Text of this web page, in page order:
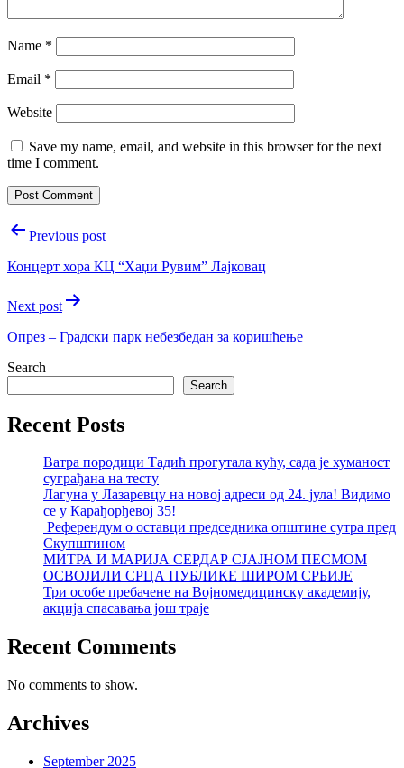
Name *
Email *
Website
Save my name, email, and website in this browser for the next
time I comment.
PostPrevious post
Концерт хора КЦ “Хаџи Рувим” Лајковац
Next post
Опрез – Градски парк небезбедан за коришћење
Search
Search
Recent Posts
Ватра породици Тадић прогутала кућу, сада је хуманост
суграђана на тесту
Лагуна у Лазаревцу на новој адреси од 24. јула! Видимо
се у Карађорђевој 35!
Референдум о оставци председника општине сутра пред
Скупштином
МИТРА И МАРИЈА СЕРДАР СЈАЈНОМ ПЕСМОМ
ОСВОЈИЛИ СРЦА ПУБЛИКЕ ШИРОМ СРБИЈЕ
Три особе пребачене на Војномедицинску академију,
акција спасавања још траје
Recent Comments
No comments to show.
Archives
September 2025